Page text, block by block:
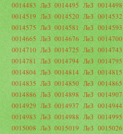
0014483 ЛеЗ 0014495 ЛеЗ 0014498
0014519 ЛеЗ 0014520 ЛеЗ 0014532
0014575 ЛеЗ 0014581 ЛеЗ 0014593
0014665 ЛеЗ 0014676 ЛеЗ 0014700
0014710 ЛеЗ 0014725 ЛеЗ 0014743
0014781 ЛеЗ 0014794 ЛеЗ 0014795
0014804 ЛеЗ 0014814 ЛеЗ 0014815
0014835 ЛеЗ 0014850 ЛеЗ 0014865
0014886 ЛеЗ 0014898 ЛеЗ 0014907
0014929 ЛеЗ 0014937 ЛеЗ 0014944
0014983 ЛеЗ 0014988 ЛеЗ 0014995
0015008 ЛеЗ 0015019 ЛеЗ 0015026